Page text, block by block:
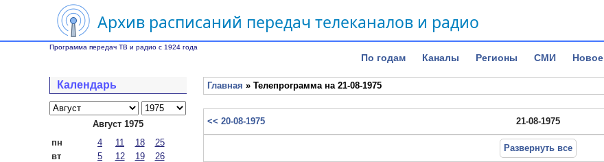
Архив расписаний передач телеканалов и радио
Программа передач ТВ и радио с 1924 года
По годам Каналы Регионы СМИ Новое
Календарь
Август 1975
пн
4 11 18
25
вт
5 12 19
26
Главная » Телепрограмма на 21-08-1975
<< 20-08-1975 21-08-1975
Развернуть все